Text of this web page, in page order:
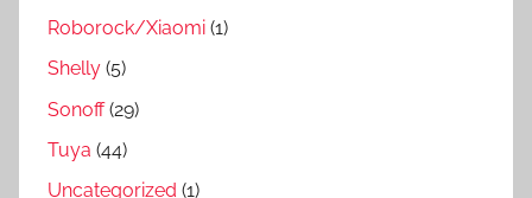
Roborock/Xiaomi (1)
Shelly (5)
Sonoff(29)
Tuya (44)
Uncategorized (1)